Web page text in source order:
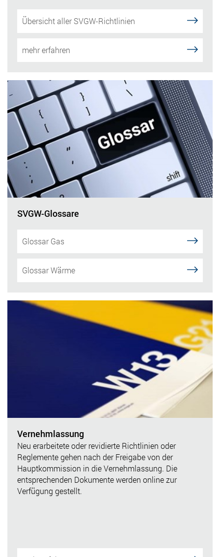
Übersicht aller SVGW-Richtlinien
mehr erfahren
SVGW-Glossare
Glossar Gas
Glossar Wärme
Vernehmlassung
Neu erarbeitete oder revidierte Richtlinien oder
Reglemente gehen nach der Freigabe von der
Hauptkommission in die Vernehmlassung. Die
entsprechenden Dokumente werden online zur
Verfügung gestellt.